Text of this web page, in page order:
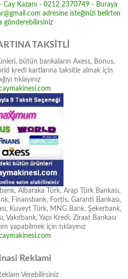
TAKSİTLİ
bütün bankaların Axess, Bonus,
kredi kartlarına taksitle almak için
tıklayınız
Albaraka Türk, Arap Türk Bankası,
Finansbank, Fortis, Garanti Bankası,
Kuveyt Türk, MNG Bank, Şekerbank,
Vakıfbank, Yapı Kredi, Ziraat Bankası
yapabilmek için tıklayınız
Reklami
Verebilirsiniz